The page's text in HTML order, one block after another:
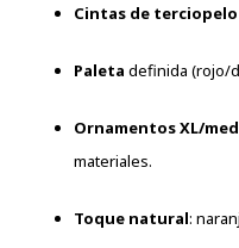
Cintas de terciopelo
Paleta definida (rojo/
Ornamentos XL/
materiales.
Toque natural: